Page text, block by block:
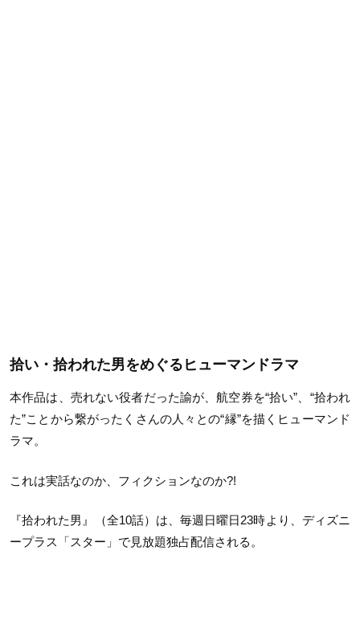
拾い・拾われた男をめぐるヒューマンドラマ
本作品は、売れない役者だった諭が、航空券を“拾い”、“拾われ
た”ことから繋がったくさんの人々との“縁”を描くヒューマンド
ラマ。
これは実話なのか、フィクションなのか?!
『拾われた男』（全10話）は、毎週日曜日23時より、ディズニ
ープラス「スター」で見放題独占配信される。